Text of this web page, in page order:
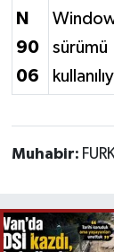
N
90
06
sürümü
Muhabir: